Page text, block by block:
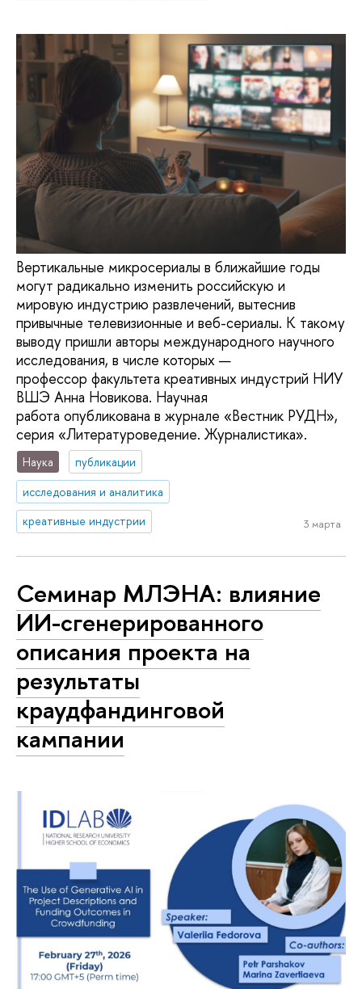
Вертикальные микросериалы в ближайшие годы
могут радикально изменить российскую и
мировую индустрию развлечений, вытеснив
привычные телевизионные и веб-сериалы. К такому
выводу пришли авторы международного научного
исследования, в числе которых —
профессор факультета креативных индустрий НИУ
ВШЭ Анна Новикова. Научная
работа опубликована в журнале «Вестник РУДН»,
серия «Литературоведение. Журналистика».
Наука
публикации
исследования и аналитика
креативные индустрии
3 марта
Семинар МЛЭНА: влияние
ИИ-сгенерированного
описания проекта на
результаты
краудфандинговой
кампании